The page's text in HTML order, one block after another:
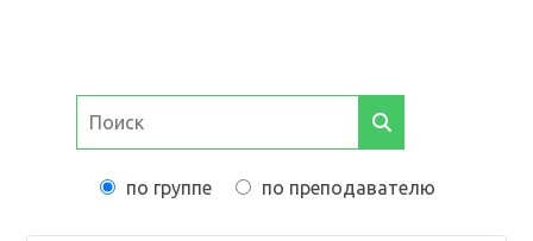
по группе по преподавателю